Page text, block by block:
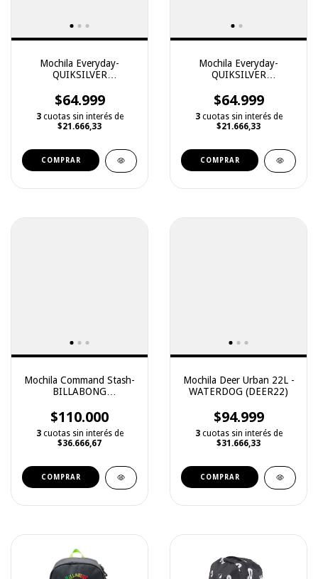
Mochila Everyday-
QUIKSILVER
$64.999
3 cuotas sin interés de
$21.666,33
COMPRAR
Mochila Everyday-
QUIKSILVER
$64.999
3 cuotas sin interés de
$21.666,33
COMPRAR
Mochila Command Stash-
BILLABONG
$110.000
3 cuotas sin interés de
$36.666,67
COMPRAR
Mochila Deer Urban 22L -
WATERDOG (DEER22)
$94.999
3 cuotas sin interés de
$31.666,33
COMPRAR